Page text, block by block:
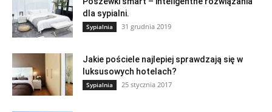
dla sypialni.
Sypialnia 31 grudnia 2019
Jakie pościele najlepiej sprawdzają się w
luksusowych hotelach?
Sypialnia 25 stycznia 2017